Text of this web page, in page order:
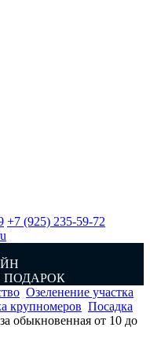
+7 (925) 235-59-72
ПОДАРОК
Озеленение участка
крупномеров Посадка
обыкновенная от 10 до